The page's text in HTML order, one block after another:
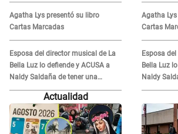
grabar"
Agatha Lys presentó su libro
Cartas Marcadas
Esposa del director musical de La
Bella Luz lo defiende y ACUSA a
Naldy Saldaña de tener una
relación con él y otros integrantes
grabar"
Agatha
Cartas
Esposa
Bella Luz
Naldy
relación
Actualidad